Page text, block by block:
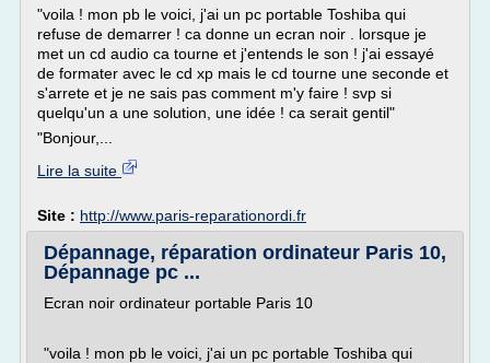
"voila ! mon pb le voici, j'ai un pc portable Toshiba qui
refuse de demarrer ! ca donne un ecran noir . lorsque je
met un cd audio ca tourne et j'entends le son ! j'ai essayé
de formater avec le cd xp mais le cd tourne une seconde et
s'arrete et je ne sais pas comment m'y faire ! svp si
quelqu'un a une solution, une idée ! ca serait gentil"
"Bonjour,...
Lire la suite
Site : http://www.paris-reparationordi.fr
Dépannage, réparation ordinateur Paris 10,
Dépannage pc ...
Ecran noir ordinateur portable Paris 10
"voila ! mon pb le voici, j'ai un pc portable Toshiba qui